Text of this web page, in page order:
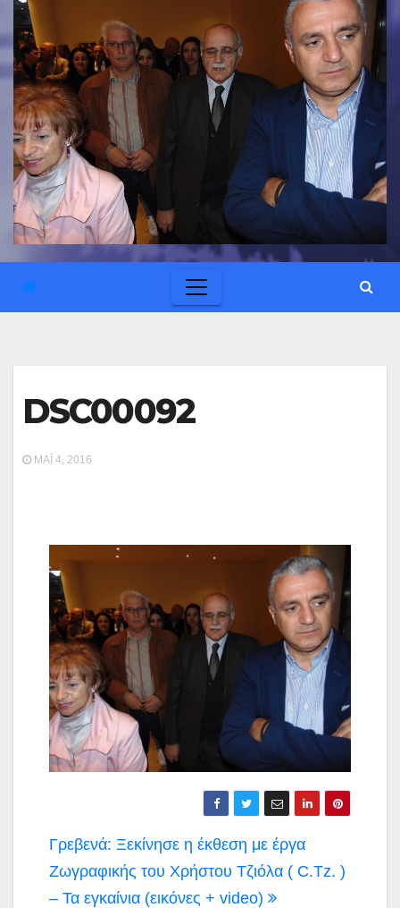
DSC00092
ΜΆΙ 4, 2016
Πλοήγηση
άρθρων
Γρεβενά: Ξεκίνησε η έκθεση με έργα
Ζωγραφικής του Χρήστου Τζιόλα ( C.Tz. )
– Τα εγκαίνια (εικόνες + video)